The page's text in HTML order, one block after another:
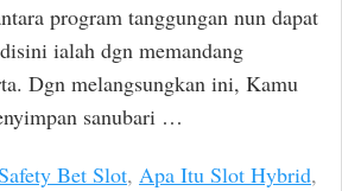
program tanggungan nun dapat
ialah dgn memandang
Dgn melangsungkan ini, Kamu
sanubari …
Bet Slot, Apa Itu Slot Hybrid,